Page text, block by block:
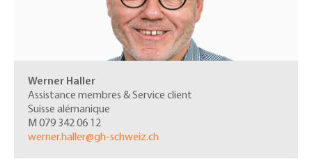
Werner Haller
Assistance membres & Service client
Suisse alémanique
M 079 342 06 12
werner.haller@gh-schweiz.ch